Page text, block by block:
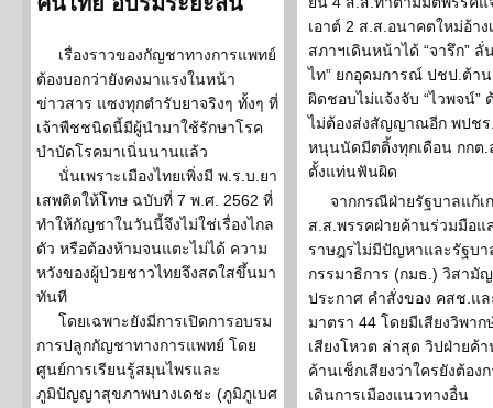
เรื่องราวของกัญชาทางการแพทย์
ต้องบอกว่ายังคงมาแรงในหน้า
ข่าวสาร แซงทุกตำรับยาจริงๆ ทั้งๆ ที่
เจ้าพืชชนิดนี้มีผู้นำมาใช้รักษาโรค
บำบัดโรคมาเนิ่นนานแล้ว
นั่นเพราะเมืองไทยเพิ่งมี พ.ร.บ.ยา
เสพติดให้โทษ ฉบับที่ 7 พ.ศ. 2562 ที่
ทำให้กัญชาในวันนี้จึงไม่ใช่เรื่องไกล
ตัว หรือต้องห้ามจนแตะไม่ได้ ความ
หวังของผู้ป่วยชาวไทยจึงสดใสขึ้นมา
ทันที
โดยเฉพาะยังมีการเปิดการอบรม
การปลูกกัญชาทางการแพทย์ โดย
ศูนย์การเรียนรู้สมุนไพรและ
ภูมิปัญญาสุขภาพบางเดชะ (ภูมิภูเบศ
เอาต์ 2 ส.ส.อนาคตใหม่อ้า
สภาฯเดินหน้าได้ “จารึก” ลั่
ไท” ยกอุดมการณ์ ปชป.ต้า
ผิดชอบไม่แจ้งจับ “ไวพจน์”
ไม่ต้องส่งสัญญาณอีก พปชร
หนุนนัดมีตติ้งทุกเดือน กกต
ตั้งแท่นฟันผิด
จากกรณีฝ่ายรัฐบาลแก้เ
ส.ส.พรรคฝ่ายค้านร่วมมือ
ราษฎรไม่มีปัญหาและรัฐบ
กรรมาธิการ (กมธ.) วิสามั
ประกาศ คำสั่งของ คสช.แ
มาตรา 44 โดยมีเสียงวิพา
เสียงโหวต ล่าสุด วิปฝ่ายค้
ค้านเช็กเสียงว่าใครยังต้อ
เดินการเมืองแนวทางอื่น